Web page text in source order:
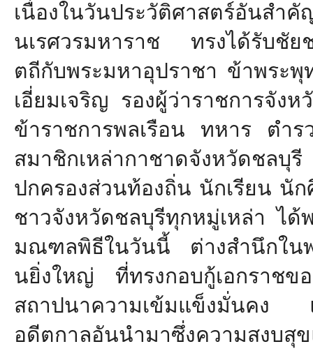
เนื่องในวันประวัติศาสตร์อันสำ
นเรศวรมหาราช ทรงได้รับชัย
ตถีกับพระมหาอุปราชา ข้าพระ
เอี่ยมเจริญ รองผู้ว่าราชการจัง
ข้าราชการพลเรือน ทหาร ตำ
สมาชิกเหล่ากาชาดจังหวัดช
ปกครองส่วนท้องถิ่น นักเรียน นั
ชาวจังหวัดชลบุรีทุกหมู่เหล่า ไ
มณฑลพิธีในวันนี้ ต่างสำนึกใน
นยิ่งใหญ่ ที่ทรงกอบกู้เอกราชข
สถาปนาความเข้มแข็งมั่นคง
อดีตกาลอันนำมาซึ่งความสงบสุข